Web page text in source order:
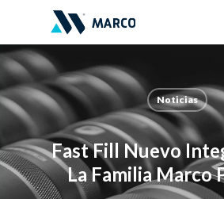
Hit enter to search or ESC to
Noticias
Fast Fill Nuevo
La Familia Marco